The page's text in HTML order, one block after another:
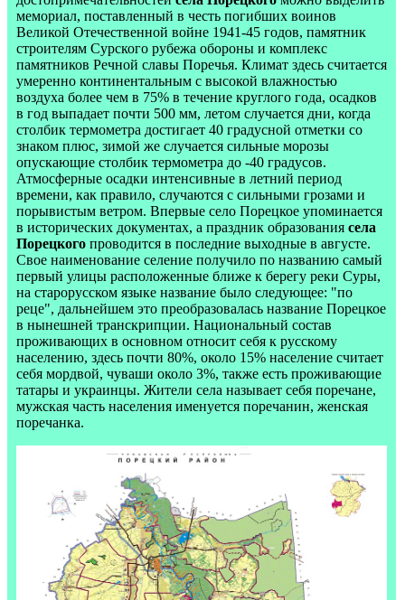
мемориал, поставленный в честь погибших воинов
Великой Отечественной войне 1941-45 годов, памятник
строителям Сурского рубежа обороны и комплекс
памятников Речной славы Поречья. Климат здесь считается
умеренно континентальным с высокой влажностью
воздуха более чем в 75% в течение круглого года, осадков
в год выпадает почти 500 мм, летом случается дни, когда
столбик термометра достигает 40 градусной отметки со
знаком плюс, зимой же случается сильные морозы
опускающие столбик термометра до -40 градусов.
Атмосферные осадки интенсивные в летний период
времени, как правило, случаются с сильными грозами и
порывистым ветром. Впервые село Порецкое упоминается
в исторических документах, а праздник образования села
Порецкого проводится в последние выходные в августе.
Свое наименование селение получило по названию самый
первый улицы расположенные ближе к берегу реки Суры,
на старорусском языке название было следующее: "по
реце", дальнейшем это преобразовалась название Порецкое
в нынешней транскрипции. Национальный состав
проживающих в основном относит себя к русскому
населению, здесь почти 80%, около 15% население считает
себя мордвой, чуваши около 3%, также есть проживающие
татары и украинцы. Жители села называет себя поречане,
мужская часть населения именуется поречанин, женская
поречанка.